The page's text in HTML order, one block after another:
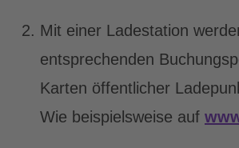
Mit einer Ladestation
entsprechenden
Karten öffentlicher
Wie beispielsweise auf